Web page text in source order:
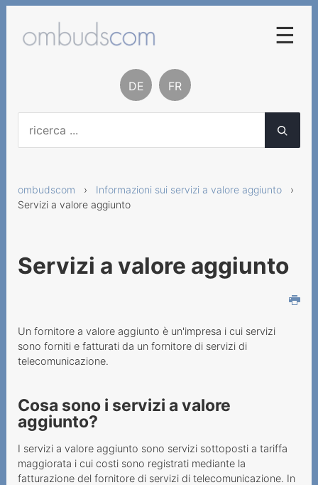
DE FR
ombudscom › Informazioni sui servizi a valore aggiunto ›
Servizi a valore aggiunto
Servizi a valore aggiunto
Un fornitore a valore aggiunto è un'impresa i cui servizi
sono forniti e fatturati da un fornitore di servizi di
telecomunicazione.
Cosa sono i servizi a valore
aggiunto?
I servizi a valore aggiunto sono servizi sottoposti a tariffa
maggiorata i cui costi sono registrati mediante la
fatturazione del fornitore di servizi di telecomunicazione. In
☰
Procedura di conciliazione
Basi legali
Rapporti e statistiche
Servizi a valore aggiunto
Fornitori di servizi a valore
Come fare per reclamare
Chiamate a tariffa
Obblighi del fornitore di
servizi a valore aggiunta